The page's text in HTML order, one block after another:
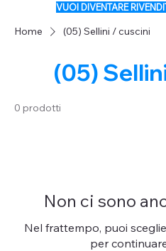
VUOI DIVENTARE
Home (05) Sellini / cuscini
(05)
0 prodotti
Non ci sono
Nel frattempo, puoi
per